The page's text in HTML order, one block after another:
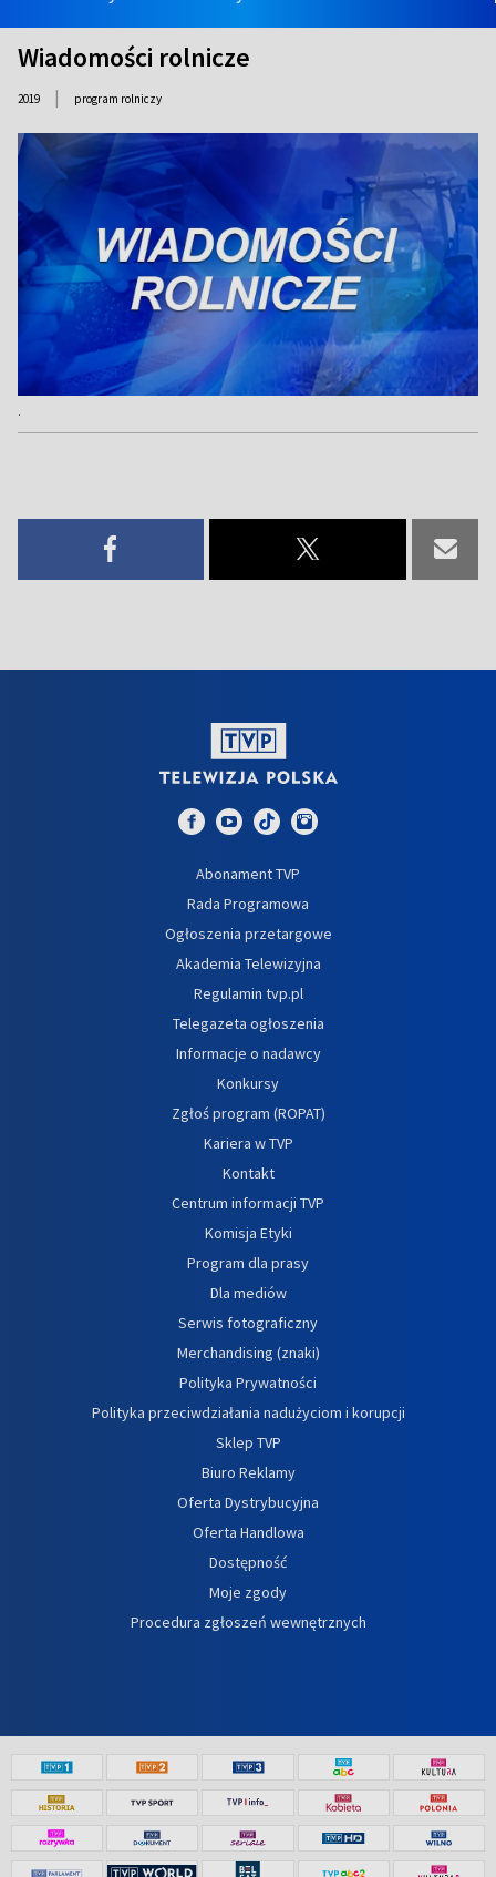
Wiadomości rolnicze
2019 | program rolniczy
.
Abonament TVP
Rada Programowa
Ogłoszenia przetargowe
Akademia Telewizyjna
Regulamin tvp.pl
Telegazeta ogłoszenia
Informacje o nadawcy
Konkursy
Zgłoś program (ROPAT)
Kariera w TVP
Kontakt
Centrum informacji TVP
Komisja Etyki
Program dla prasy
Dla mediów
Serwis fotograficzny
Merchandising (znaki)
Polityka Prywatności
Polityka przeciwdziałania nadużyciom i korupcji
Sklep TVP
Biuro Reklamy
Oferta Dystrybucyjna
Oferta Handlowa
Dostępność
Moje zgody
Procedura zgłoszeń wewnętrznych